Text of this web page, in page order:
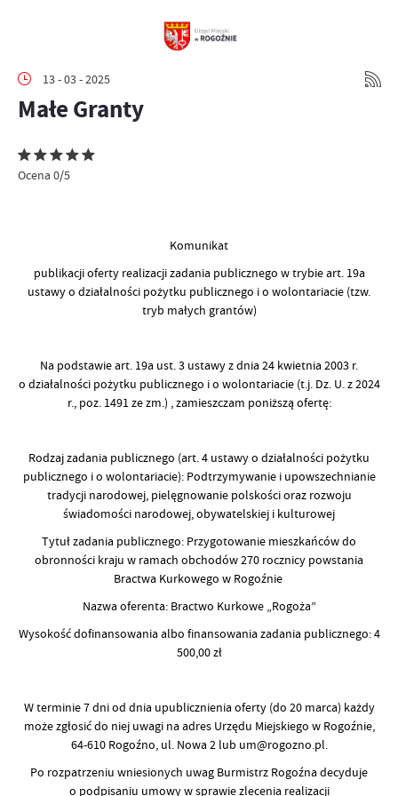
13 - 03 - 2025
Małe Granty
Ocena 0/5
Komunikat
publikacji oferty realizacji zadania publicznego w trybie art. 19a
ustawy o działalności pożytku publicznego i o wolontariacie (tzw.
tryb małych grantów)
Na podstawie art. 19a ust. 3 ustawy z dnia 24 kwietnia 2003 r.
o działalności pożytku publicznego i o wolontariacie (t.j. Dz. U. z 2024
r., poz. 1491 ze zm.) , zamieszczam poniższą ofertę:
Rodzaj zadania publicznego (art. 4 ustawy o działalności pożytku
publicznego i o wolontariacie): Podtrzymywanie i upowszechnianie
tradycji narodowej, pielęgnowanie polskości oraz rozwoju
świadomości narodowej, obywatelskiej i kulturowej
Tytuł zadania publicznego: Przygotowanie mieszkańców do
obronności kraju w ramach obchodów 270 rocznicy powstania
Bractwa Kurkowego w Rogoźnie
Nazwa oferenta: Bractwo Kurkowe „Rogoża”
Wysokość dofinansowania albo finansowania zadania publicznego: 4
500,00 zł
W terminie 7 dni od dnia upublicznienia oferty (do 20 marca) każdy
może zgłosić do niej uwagi na adres Urzędu Miejskiego w Rogoźnie,
64-610 Rogoźno, ul. Nowa 2 lub um@rogozno.pl.
Po rozpatrzeniu wniesionych uwag Burmistrz Rogoźna decyduje
o podpisaniu umowy w sprawie zlecenia realizacji